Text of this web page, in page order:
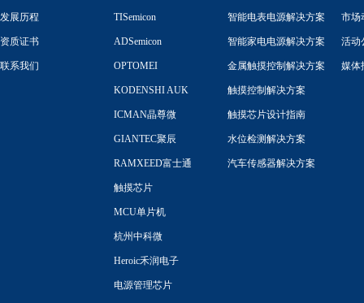
发展历程
资质证书
联系我们
TISemicon
ADSemicon
OPTOMEI
KODENSHI AUK
ICMAN晶尊微
GIANTEC聚辰
RAMXEED富士通
触摸芯片
MCU单片机
杭州中科微
Heroic禾润电子
电源管理芯片
智能电表电源解决方案
智能家电电源解决方案
金属触摸控制解决方案
触摸控制解决方案
触摸芯片设计指南
水位检测解决方案
汽车传感器解决方案
市场
活动
媒体